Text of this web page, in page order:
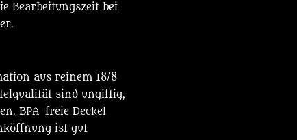
Bearbeitungszeit bei
aus reinem 18/8
sind ungiftig,
BPA-freie Deckel
ist gut